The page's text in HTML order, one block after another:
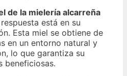
de la mielería alcarreña
está en su
Esta miel se obtiene de
en un entorno natural y
lo que garantiza su
beneficiosas.